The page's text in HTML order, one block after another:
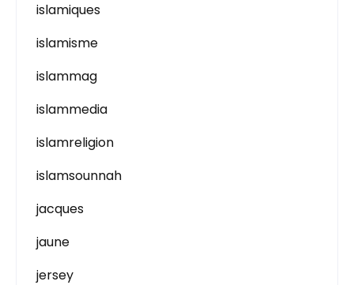
islamiques
islamisme
islammag
islammedia
islamreligion
islamsounnah
jacques
jaune
jersey